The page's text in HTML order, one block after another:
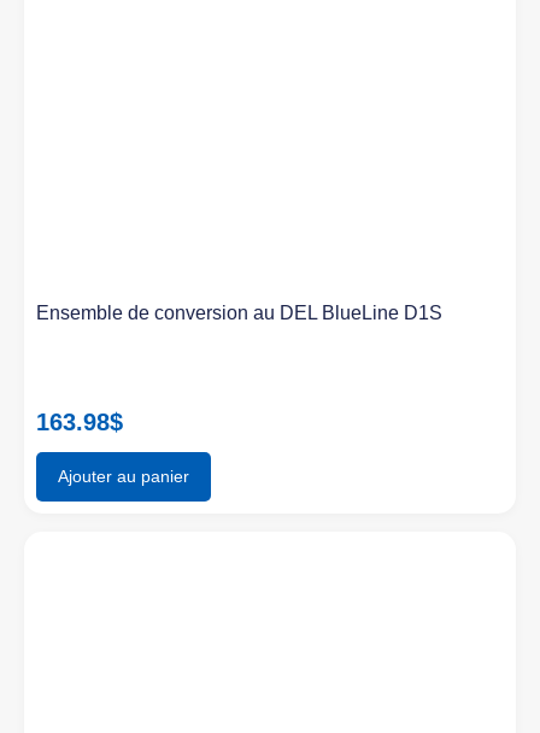
Ensemble de conversion au DEL BlueLine D1S
163.98$
Ajouter au panier